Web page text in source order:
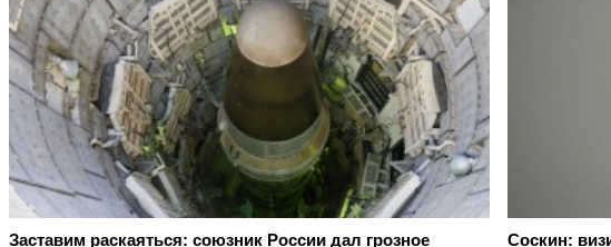
Заставим раскаяться: союзник России дал грозное
Соскин: